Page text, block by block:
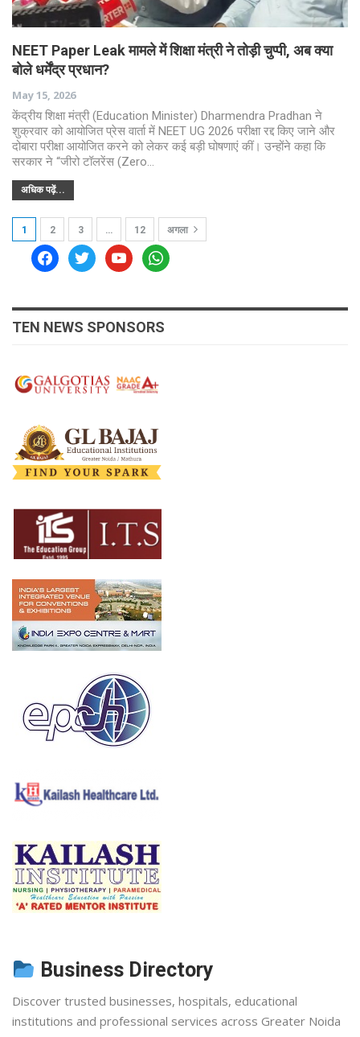
NEET Paper Leak मामले में शिक्षा मंत्री ने तोड़ी चुप्पी, अब क्या
बोले धर्मेंद्र प्रधान?
May 15, 2026
केंद्रीय शिक्षा मंत्री (Education Minister) Dharmendra Pradhan ने
शुक्रवार को आयोजित प्रेस वार्ता में NEET UG 2026 परीक्षा रद्द किए जाने और
दोबारा परीक्षा आयोजित करने को लेकर कई बड़ी घोषणाएं कीं। उन्होंने कहा कि
सरकार ने “जीरो टॉलरेंस (Zero…
अधिक पढ़ें...
1 2 3 … 12 अगला
facebooktwitteryoutubewhatsapp
TEN NEWS SPONSORS
Business Directory
Discover trusted businesses, hospitals, educational
institutions and professional services across Greater Noida